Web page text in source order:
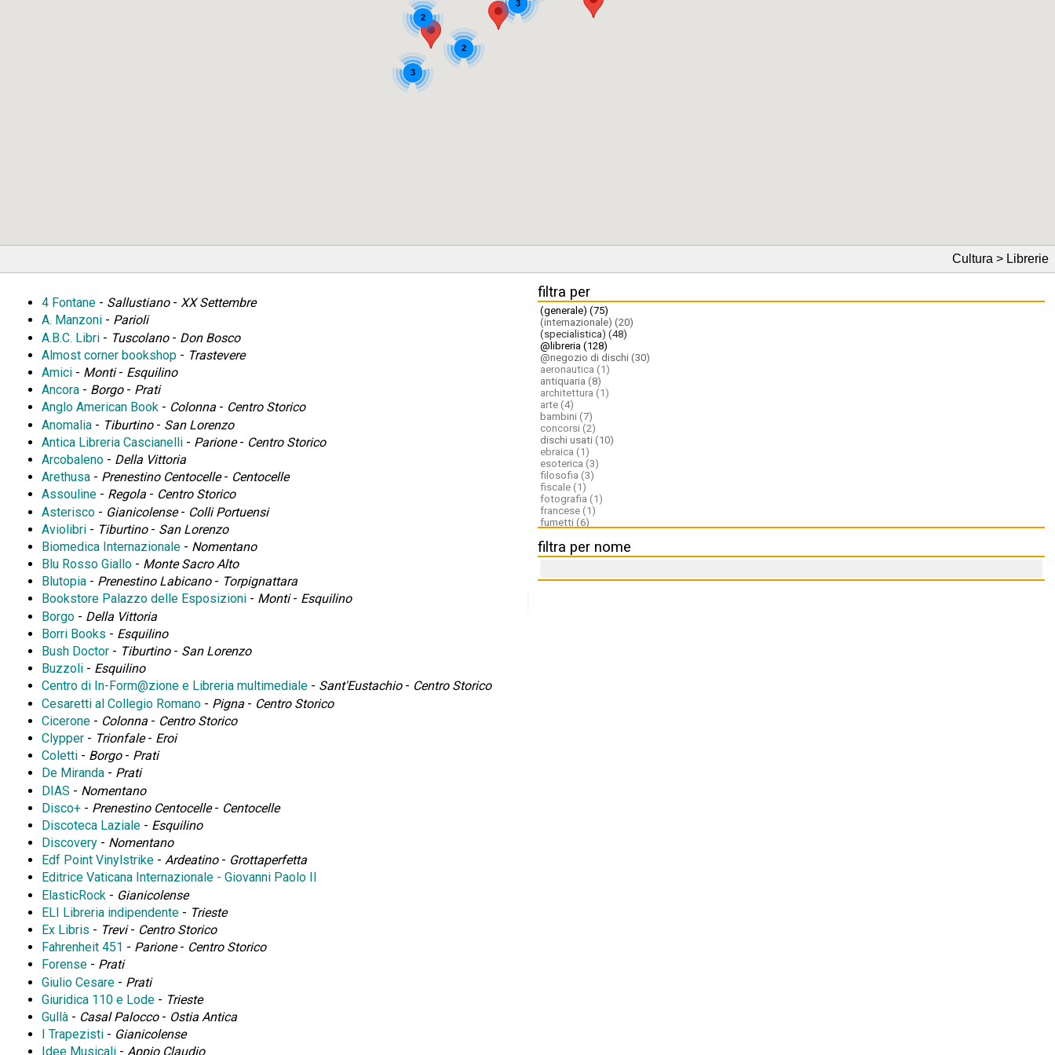
3
3
2
2
Cultura > Librerie
4 Fontane - Sallustiano-XX Settembre
A. Manzoni - Parioli
A.B.C. Libri - Tuscolano- Don Bosco
Almost corner bookshop - Trastevere
Amici - Monti- Esquilino
Ancora - Borgo- Prati
Anglo American Book - Colonna - Centro Storico
Anomalia - Tiburtino- San Lorenzo
Antica Libreria Cascianelli - Parione- Centro Storico
Arcobaleno - Della Vittoria
Arethusa - Prenestino Centocelle- Centocelle
Assouline - Regola - Centro Storico
Asterisco - Gianicolense- Colli Portuensi
Aviolibri - Tiburtino- San Lorenzo
Biomedica Internazionale - Nomentano
Blu Rosso Giallo - Monte Sacro Alto
Blutopia - Prenestino Labicano- Torpignattara
Bookstore Palazzo delle Esposizioni - Monti- Esquilino
Borgo - Della Vittoria
Borri Books - Esquilino
Bush Doctor - Tiburtino- San Lorenzo
Buzzoli - Esquilino
Centro di In-Form@zione e Libreria multimediale - Sant'Eustachio- Centro Storico
Cesaretti al Collegio Romano - Pigna - Centro Storico
Cicerone - Colonna - Centro Storico
Clypper - Trionfale- Eroi
Coletti - Borgo- Prati
De Miranda - Prati
DIAS - Nomentano
Disco+ - Prenestino Centocelle- Centocelle
Discoteca Laziale - Esquilino
Discovery - Nomentano
Edf Point Vinylstrike -Ardeatino- Grottaperfetta
Editrice Vaticana Internazionale - Giovanni Paolo II
ElasticRock - Gianicolense
ELI Libreria indipendente - Trieste
Ex Libris - Trevi- Centro Storico
Fahrenheit 451 - Parione- Centro Storico
Forense - Prati
Giulio Cesare - Prati
Giuridica 110 e Lode - Trieste
Gullà - Casal Palocco- Ostia Antica
I Trapezisti - Gianicolense
Idee Musicali - Appio Claudio
filtra per
(generale) (75)
(internazionale) (20)
(specialistica) (48)
@libreria (128)
@negozio di dischi (30)
aeronautica (1)
antiquaria (8)
architettura (1)
arte (4)
bambini (7)
concorsi (2)
dischi usati (10)
ebraica (1)
esoterica (3)
filosofia (3)
fiscale (1)
fotografia (1)
francese (1)
fumetti (6)
giuridica (6)
horror (1)
inglese (4)
filtra per nome